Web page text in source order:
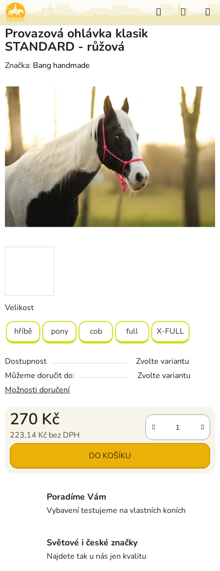
Přejít
na
obsah
Hledat
KOŠÍK
Velikost
hříbě pony cob full X-FULL
Dostupnost
Zvolte variantu
Můžeme doručit do:
Zvolte variantu
Možnosti doručení
270 Kč
223,14 Kč bez DPH
Měrná cena: DO KOŠÍKU
Provazová ohlávka klasik
STANDARD - růžová
Značka: Bang handmade
Poradíme Vám
Vybavení testujeme na vlastních koních
Světové i české značky
Najdete tak u nás jen kvalitu